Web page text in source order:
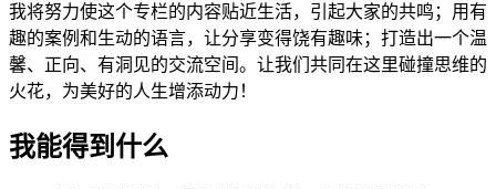
我将努力使这个专栏的内容贴近生活，引起大家的共鸣；用有
趣的案例和生动的语言，让分享变得饶有趣味；打造出一个温
馨、正向、有洞见的交流空间。让我们共同在这里碰撞思维的
火花，为美好的人生增添动力！
我能得到什么